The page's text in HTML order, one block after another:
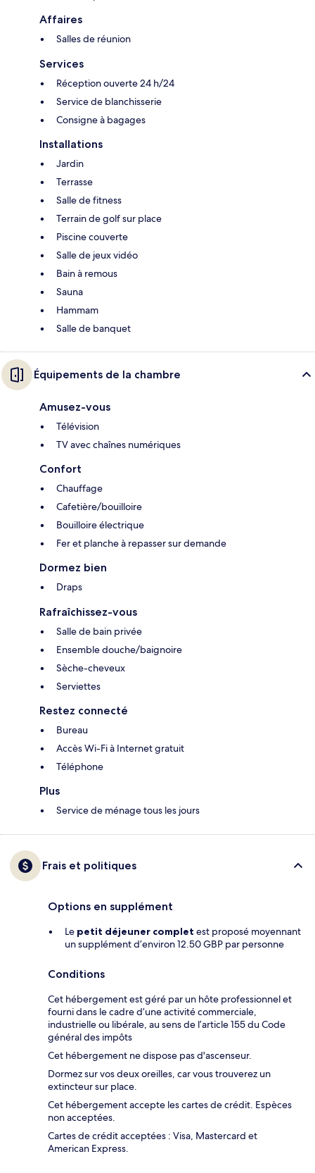
Affaires
Salles de réunion
Services
Réception ouverte 24 h/24
Service de blanchisserie
Consigne à bagages
Installations
Jardin
Terrasse
Salle de fitness
Terrain de golf sur place
Piscine couverte
Salle de jeux vidéo
Bain à remous
Sauna
Hammam
Salle de banquet
Équipements de la chambre
Amusez-vous
Télévision
TV avec chaînes numériques
Confort
Chauffage
Cafetière/bouilloire
Bouilloire électrique
Fer et planche à repasser sur demande
Dormez bien
Draps
Rafraîchissez-vous
Salle de bain privée
Ensemble douche/baignoire
Sèche-cheveux
Serviettes
Restez connecté
Bureau
Accès Wi-Fi à Internet gratuit
Téléphone
Plus
Service de ménage tous les jours
Frais et politiques
Options en supplément
Le petit déjeuner complet est proposé moyennant
un supplément d’environ 12.50 GBP par personne
Conditions
Cet hébergement est géré par un hôte professionnel et
fourni dans le cadre d’une activité commerciale,
industrielle ou libérale, au sens de l’article 155 du Code
général des impôts
Cet hébergement ne dispose pas d'ascenseur.
Dormez sur vos deux oreilles, car vous trouverez un
extincteur sur place.
Cet hébergement accepte les cartes de crédit. Espèces
non acceptées.
Cartes de crédit acceptées : Visa, Mastercard et
American Express.